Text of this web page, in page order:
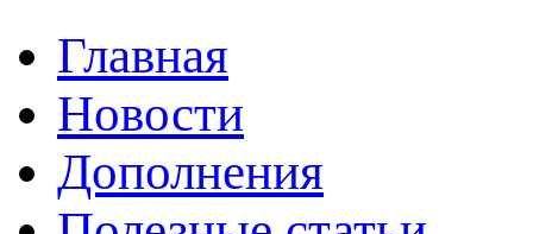
Главная
Новости
Дополнения